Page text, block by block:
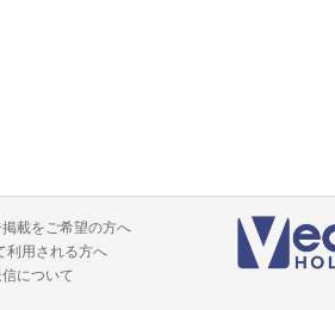
掲載をご希望の方へ
利用される方へ
について